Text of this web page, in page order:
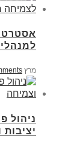
מרץ 3rd, 2026
ניהול